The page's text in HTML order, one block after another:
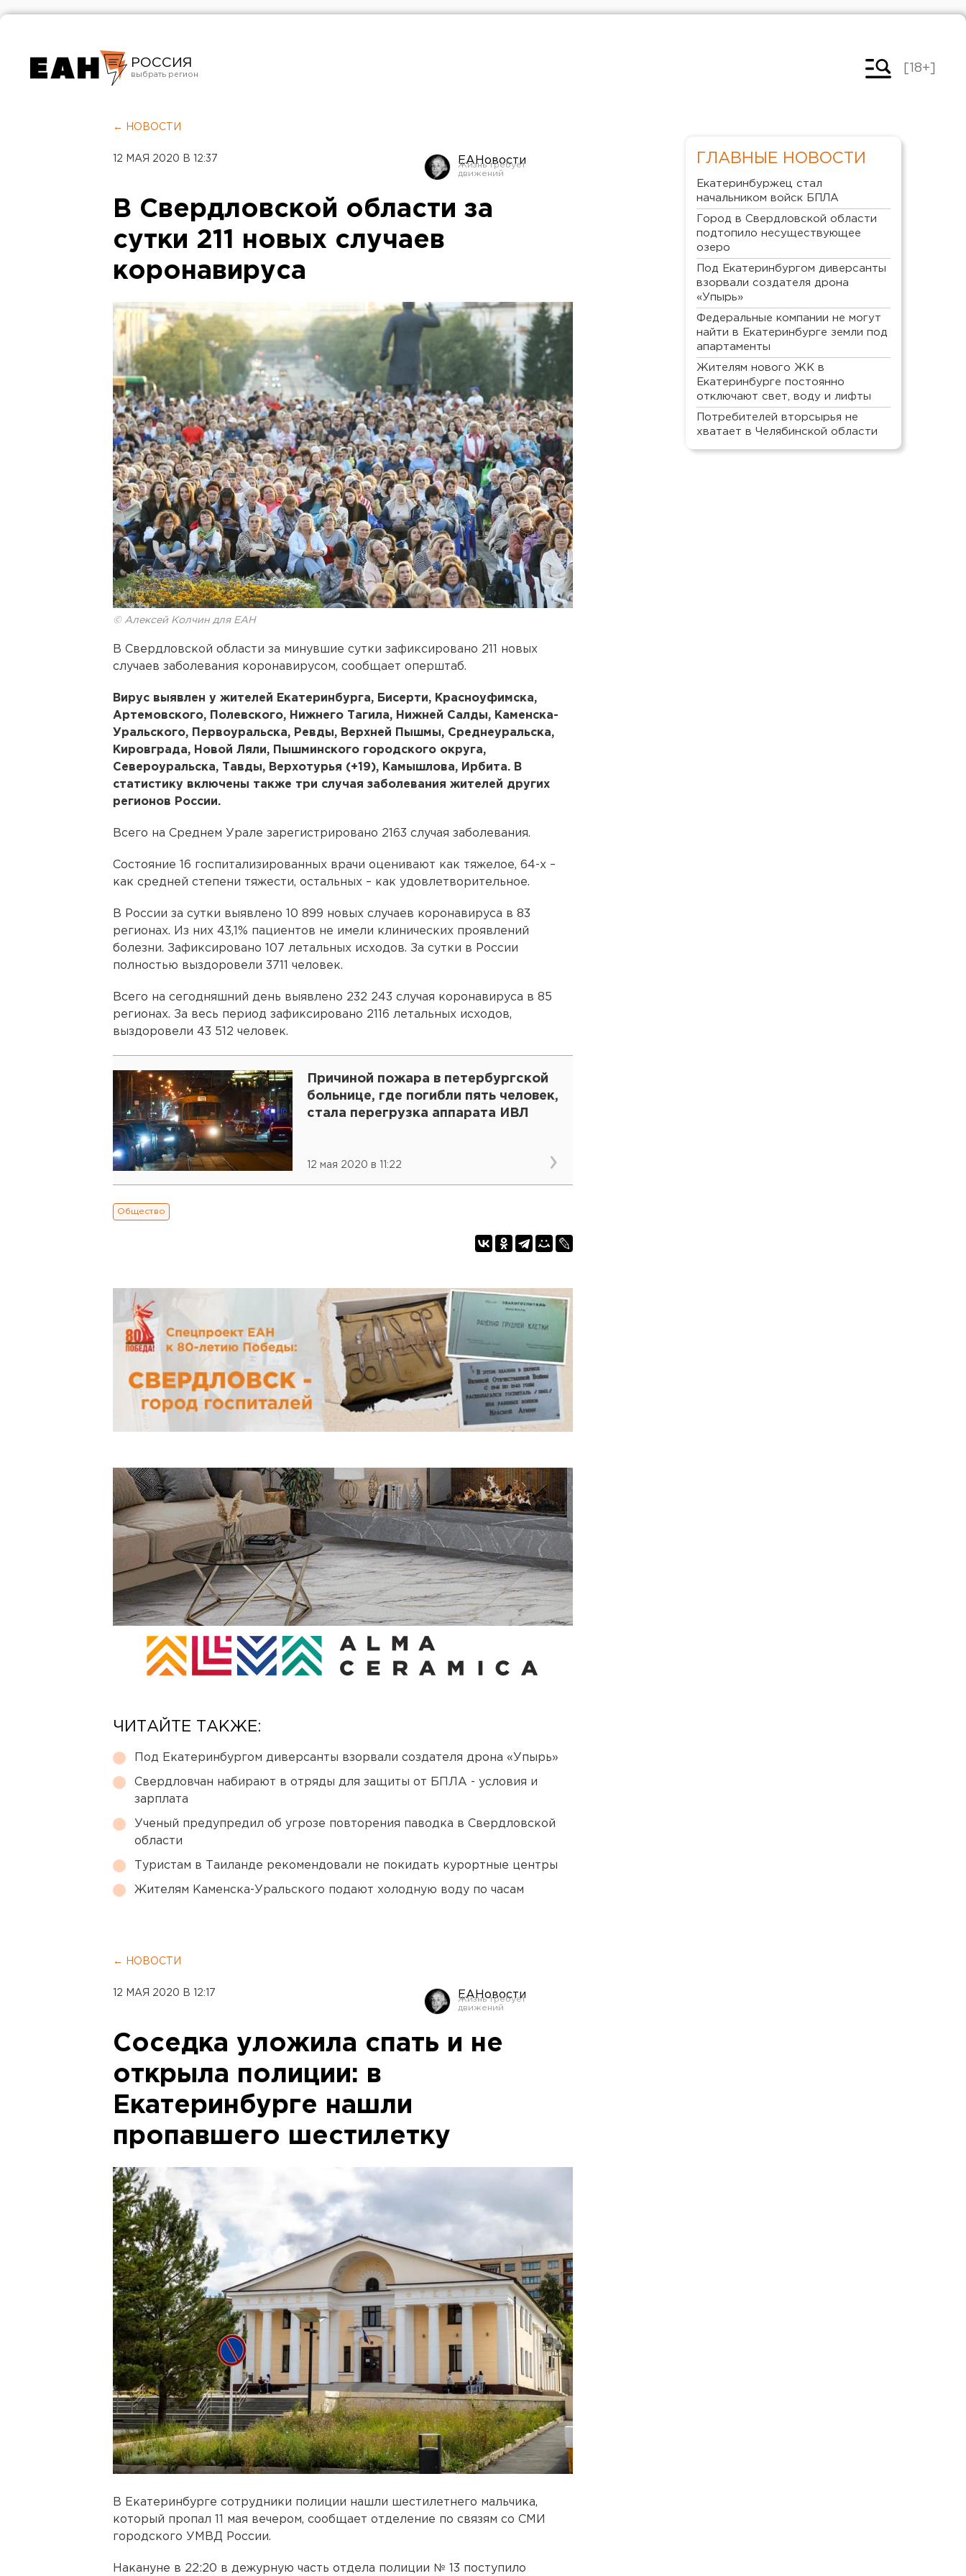
РОССИЯ
Челябинск
[18+]
← НОВОСТИ
12 МАЯ 2020 В 12:37 ЕАНовости
В Свердловской области за
сутки 211 новых случаев
коронавируса
© Алексей Колчин для ЕАН
В Свердловской области за минувшие сутки зафиксировано 211 новых
случаев заболевания коронавирусом, сообщает оперштаб.
Вирус выявлен у жителей Екатеринбурга, Бисерти, Красноуфимска,
Артемовского, Полевского, Нижнего Тагила, Нижней Салды, Каменска-
Уральского, Первоуральска, Ревды, Верхней Пышмы, Среднеуральска,
Кировграда, Новой Ляли, Пышминского городского округа,
Североуральска, Тавды, Верхотурья (+19), Камышлова, Ирбита. В
статистику включены также три случая заболевания жителей других
регионов России.
Всего на Среднем Урале зарегистрировано 2163 случая заболевания.
Состояние 16 госпитализированных врачи оценивают как тяжелое, 64-х –
как средней степени тяжести, остальных – как удовлетворительное.
В России за сутки выявлено 10 899 новых случаев коронавируса в 83
регионах. Из них 43,1% пациентов не имели клинических проявлений
болезни. Зафиксировано 107 летальных исходов. За сутки в России
полностью выздоровели 3711 человек.
Всего на сегодняшний день выявлено 232 243 случая коронавируса в 85
регионах. За весь период зафиксировано 2116 летальных исходов,
выздоровели 43 512 человек.
Причиной пожара в петербургской
больнице, где погибли пять человек,
стала перегрузка аппарата ИВЛ
12 мая 2020 в 11:22
Общество
ЧИТАЙТЕ ТАКЖЕ:
Под Екатеринбургом диверсанты взорвали создателя дрона «Упырь»
Свердловчан набирают в отряды для защиты от БПЛА - условия и
зарплата
Ученый предупредил об угрозе повторения паводка в Свердловской
области
Туристам в Таиланде рекомендовали не покидать курортные центры
Жителям Каменска-Уральского подают холодную воду по часам
← НОВОСТИ
12 МАЯ 2020 В 12:17 ЕАНовости
Соседка уложила спать и не
открыла полиции: в
Екатеринбурге нашли
пропавшего шестилетку
В Екатеринбурге сотрудники полиции нашли шестилетнего мальчика,
который пропал 11 мая вечером, сообщает отделение по связям со СМИ
городского УМВД России.
Накануне в 22:20 в дежурную часть отдела полиции № 13 поступило
ГЛАВНЫЕ НОВОСТИ
Екатеринбуржец стал
начальником войск БПЛА
Город в Свердловской области
подтопило несуществующее
озеро
Под Екатеринбургом диверсанты
взорвали создателя дрона
«Упырь»
Федеральные компании не могут
найти в Екатеринбурге земли под
апартаменты
Жителям нового ЖК в
Екатеринбурге постоянно
отключают свет, воду и лифты
Потребителей вторсырья не
хватает в Челябинской области